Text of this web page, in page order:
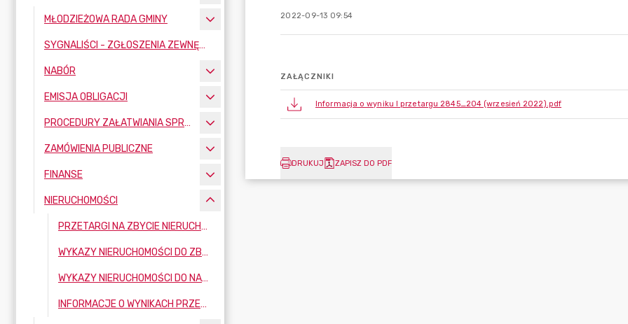
MŁODZIEŻOWA RADA GMINY
SYGNALIŚCI - ZGŁOSZENIA ZEWNĘTRZNE
NABÓR
EMISJA OBLIGACJI
PROCEDURY ZAŁATWIANIA SPRAW
ZAMÓWIENIA PUBLICZNE
FINANSE
NIERUCHOMOŚCI
PRZETARGI NA ZBYCIE NIERUCHOMOŚCI
WYKAZY NIERUCHOMOŚCI DO ZBYCIA
WYKAZY NIERUCHOMOŚCI DO NAJMU, DZIERŻAWY, UŻYCZENIA
INFORMACJE O WYNIKACH PRZETARGÓW
2022-09-13 09:54
ZAŁĄCZNIKI
Informacja o wyniku I przetargu 2845_204 (wrzesień 2022).pdf
DRUKUJ ZAPISZ DO PDF